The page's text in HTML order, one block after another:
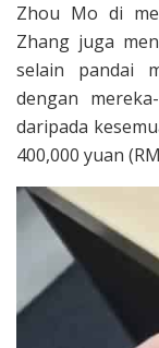
Zhou Mo di
Zhang juga
selain pandai
dengan
daripada
400,000 yuan